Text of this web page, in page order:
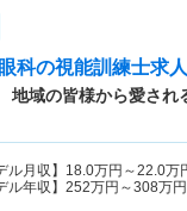
科の視能訓練士求
地域の皆様から愛され
ル月収】 18.0万円～22.0万
ル年収】 252万円～308万円